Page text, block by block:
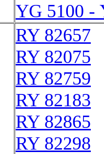
YG 5100 -
RY 82657
RY 82075
RY 82759
RY 82183
RY 82865
RY 82298